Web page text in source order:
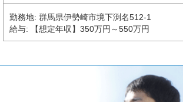
勤務地 群馬県伊勢崎市境下渕名512-1
給与
【想定年収】350万円～550万円